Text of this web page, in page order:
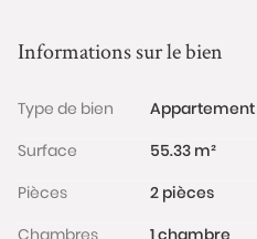
C "Camille Godard".
Les informations sur les
exposé sont disponibles sur
Informations sur le bien
Type de bien
Appartement
Surface
55.33 m²
Pièces
2 pièces
Chambres
1 chambre